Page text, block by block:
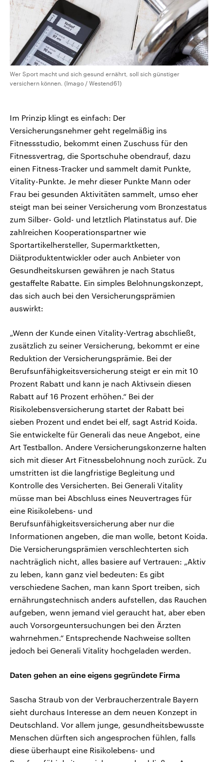
Wer Sport macht und sich gesund ernährt, soll sich günstiger
versichern können. (Imago / Westend61)
Im Prinzip klingt es einfach: Der
Versicherungsnehmer geht regelmäßig ins
Fitnessstudio, bekommt einen Zuschuss für den
Fitnessvertrag, die Sportschuhe obendrauf, dazu
einen Fitness-Tracker und sammelt damit Punkte,
Vitality-Punkte. Je mehr dieser Punkte Mann oder
Frau bei gesunden Aktivitäten sammelt, umso eher
steigt man bei seiner Versicherung vom Bronzestatus
zum Silber- Gold- und letztlich Platinstatus auf. Die
zahlreichen Kooperationspartner wie
Sportartikelhersteller, Supermarktketten,
Diätproduktentwickler oder auch Anbieter von
Gesundheitskursen gewähren je nach Status
gestaffelte Rabatte. Ein simples Belohnungskonzept,
das sich auch bei den Versicherungsprämien
auswirkt:
„Wenn der Kunde einen Vitality-Vertrag abschließt,
zusätzlich zu seiner Versicherung, bekommt er eine
Reduktion der Versicherungsprämie. Bei der
Berufsunfähigkeitsversicherung steigt er ein mit 10
Prozent Rabatt und kann je nach Aktivsein diesen
Rabatt auf 16 Prozent erhöhen.“ Bei der
Risikolebensversicherung startet der Rabatt bei
sieben Prozent und endet bei elf, sagt Astrid Koida.
Sie entwickelte für Generali das neue Angebot, eine
Art Testballon. Andere Versicherungskonzerne halten
sich mit dieser Art Fitnessbelohnung noch zurück. Zu
umstritten ist die langfristige Begleitung und
Kontrolle des Versicherten. Bei Generali Vitality
müsse man bei Abschluss eines Neuvertrages für
eine Risikolebens- und
Berufsunfähigkeitsversicherung aber nur die
Informationen angeben, die man wolle, betont Koida.
Die Versicherungsprämien verschlechterten sich
nachträglich nicht, alles basiere auf Vertrauen: „Aktiv
zu leben, kann ganz viel bedeuten: Es gibt
verschiedene Sachen, man kann Sport treiben, sich
ernährungstechnisch anders aufstellen, das Rauchen
aufgeben, wenn jemand viel geraucht hat, aber eben
auch Vorsorgeuntersuchungen bei den Ärzten
wahrnehmen.“ Entsprechende Nachweise sollten
jedoch bei Generali Vitality hochgeladen werden.
Daten gehen an eine eigens gegründete Firma
Sascha Straub von der Verbraucherzentrale Bayern
sieht durchaus Interesse an dem neuen Konzept in
Deutschland. Vor allem junge, gesundheitsbewusste
Menschen dürften sich angesprochen fühlen, falls
diese überhaupt eine Risikolebens- und